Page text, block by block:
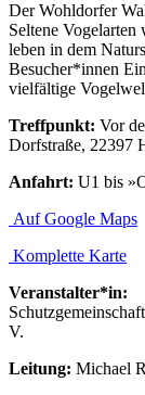
Der Wohldorfer
Seltene
leben in dem
Besucher*innen
vielfältige
Treffpunkt: Vor
Dorfstraße, 22397
Anfahrt: U1 bis
Auf Google Maps
Komplette Karte
Veranstalter*in:
V.
Leitung: Michael